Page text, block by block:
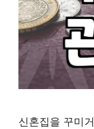
신혼집을 꾸미